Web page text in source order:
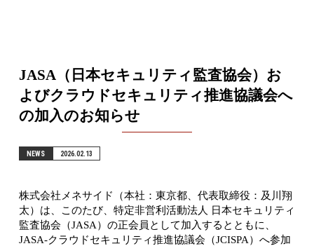
JASA（日本セキュリティ監査協会）お
よびクラウドセキュリティ推進協議会へ
の加入のお知らせ
NEWS 2026.02.13
株式会社メネサイド（本社：東京都、代表取締役：及川翔
太）は、このたび、特定非営利活動法人 日本セキュリティ
監査協会（JASA）の正会員として加入するとともに、
JASA-クラウドセキュリティ推進協議会（JCISPA）へ参加